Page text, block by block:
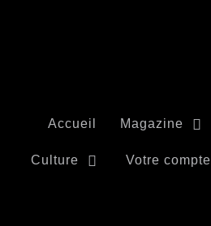
Accueil Magazine
Culture Votre compte